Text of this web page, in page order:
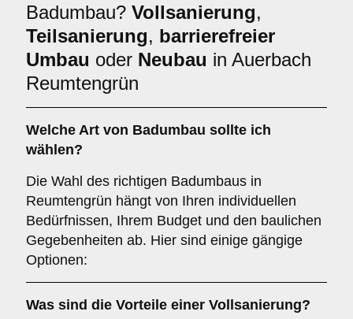
Badumbau? Vollsanierung,
Teilsanierung, barrierefreier
Umbau oder Neubau in Auerbach
Reumtengrün
Welche Art von Badumbau sollte ich
wählen?
Die Wahl des richtigen Badumbaus in
Reumtengrün hängt von Ihren individuellen
Bedürfnissen, Ihrem Budget und den baulichen
Gegebenheiten ab. Hier sind einige gängige
Optionen:
Was sind die Vorteile einer Vollsanierung?